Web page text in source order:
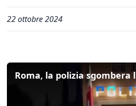
22 ottobre 2024